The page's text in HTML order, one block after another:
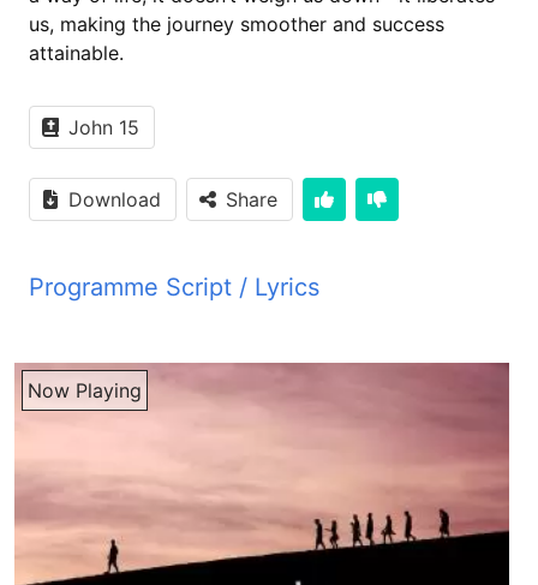
us, making the journey smoother and success
attainable.
John 15
Download Share
Programme Script / Lyrics
دوست‌های مهربان سلام خوش هستیم که برای تقدیم کردن برنامه دیگی از خنرهای رهبری در خدمت شما قرار داریم. شنوینده ازیز، ما هم سلام‌ها و اعترامات سمیمانه خود را به شما تقدیم می‌کنم. امیدوار هستم که این برنامه‌ها وسیله برای رشت شخصیت شما در رهبری شوهد. ما در برنامه گذشته با استفاده از نمونه مجسمه فرسط در باره فرسط‌ها و استفاده کدرن درست از فرسط‌ها گفتیدیم. ما گفتیم فرسط مثل مجسمه فرسط هست که پشت سر خود موی نداره وقتی که از پیش ما تیر شد ما نمیتانیم که او را بگیریم. در صحبت امروز با استفاده از یک تصویر دیگه می‌خواییم روی یک بوضوعی مهم دیگی از خنرهای رهبری گب بزنیم. تصویری که امروز روی او می‌خواییم گب بزنیم ای تصویر پل انضباط هست. نظم و انضباط مثل پل هست که ما را از جایی که هستیم به جایی که می‌خواییم برسیم می‌رسانه. شنوندهی عزیز شما هم حتما به اهمیت پل‌ها متوجی شدین. پل وسیلی رسیدن به جایی از که می‌خواییم برسیم. ما و شما بروی دریاه‌ها پل‌ها را می‌سازیم که از یک طرف دریا به طرف دیگه دریا برسیم. یا بروی جاده هایی که دران وسایت ترافیکی مثل دریاه در جیران می‌باشن پل‌های اوایی می‌سازیم تا از یک طرف جاده به طرف دیگه جاده عبور کنیم. شنوندهی عزیز ما و شما شاهده چندین سال جنگ در وطن خود بودیم. هر یکی ما و شما خاطرات دلخراش از حوادث او روزگاره داریم. یکی از عزیز‌ها قصه کد که یک شو منطقی اونا راکت باران شد. اونا در منزل بارای یک خانه زندگی می‌کدن. از جمله راکت‌ها یک راکت به وطاقی که اونا در او بودن اصابت کد و یک طرف دیوال و یک قسمت چط او را امرای خود برد. راه روی که به طرف منزل پاین بود او را هم کاملا بند کد. بالای سرشان چط خانه به شکل آویزان بود که هر لحظه امکان داشت که سرشان بفته و همه اونا را از بین ببره. وقتی که راکت باران چپ شده بود همسایی پاین صدا وافقان اونا را شنیده به کمک اونا آمدن. اونا زینه چوبی درازره بین دیوار حویلی به جایی که اونا بودن پل ساخته اونا را از این حالت نجات داده بودن. وقتی که اونا از این حالت نجات یافته بودن چند لحظه بعد چط او خانه سقود کده بود. اگر اونا تواسط او پل حوائی نجات نمی یافتن همه ایشان تلف می‌شدن. زینه چوبی که به شکل پل از او کار گرفته شد تانست این خانواده را از مرک نجات داده از جای خطرناک به جای امن برسانه. مثلی که این خانواده در اصر جنگ زندگی ایشان بهرانی شده بود شخصیت ما هم امکان داره که به خاطر مسائل مختلف بهرانی شده. امکان داره که به خاطر مسائل شخصی و یا خانوادگی شخصیت درونی ما بهرانی شده و یا به خاطر شکست در کار و بارو شخصیت ما بهرانی شده. یا امکان داره به خاطر فشار کار و یا مشکلات اقتصادی به پریشانی و افسردگی ما واجه شده ایم و احساسات درونی ما به بهران مواجه شده باشه و ایطور احساس کنیم که از درون کاملا پاشیده شده ایم و به کمک ایتیاج داریم. ما و شما هر کدام ما در زندگی خود تجربه کردیم که انضباط و دسپلین مثلی پولیس که ما را به جایی که می‌خوایم برسیم می‌تانه برسانه. وقتی که ما از درون شکسته شده و ناامید شدیم به پول انضباط ضرورت داریم. یا اگر به مریضی مبتلاه هستیم برای غلبه کدن به اون به انضباط و دسپلین ضرورت داریم تا به هدف ما که صحتمندی ماست برسیم. یا کارهای روزمره ما غیر منظم هست. یا اگر شاگرد هستیم کار خانگی و مسئولیتهای دیگه خود را به وقت زمان انجام نمیتیم. برای این که به هدف ما که پیش رفت در کار و مفقیت از برسیم ما به پول انضباط و دسپلین ضرورت داریم. بر علاوه مسائل عادی و روزمره اگر ما کدام هدف مشکل پیش روی خود داریم برای رسیدن به او هم ما به پول انضباط ضرورت داریم. مثلا شما هدفتان است که در یک سال اینقدر پیسه از مواشبای آیدتان پسنداز کنین که توسط او بتانین که خانه تانا پیش از شروع زمستان ترمیم کنین. شما برای رسیدن به این هدف لازم است که در خرچ و مصرفتان انضباط و دسپلین داشته باشین تا به این هدف برسین. یا شما می‌خوایین که به عیسی یک مدیر خوب رشد کنین و به مقام بالاتر ارتقا کنین بر رسیدن به این هدف شما ضرورت دارین که ماهرت مثلکیتان را زیاد کنین. کمپیوتر را یاد بگیرین و مثل این کارها را بکنین. اگر خود را برای انجام دادن این کارها انضباط نکنین شما نمیتونین به هدفتان برسین. این چیزا بدون عملی شدن مثل یک آرزو در ذهنتان باقی خواد ماند. وقتی که می‌خواستین اولین دفعه بایسکل سواری را یاد بگیرین به یادتان بیارین. اول کوشش می‌کدین که تناسب وزنتان را بالای زین بایسکل برابر بگیرین تا که به یک طرف چفه نشین. شاید چندین دفعه نتانشدین که وزنتان را برابر بگیرین و به یک طرف چفه شدین. اما بالاخره بعد از کوشش نظم و انضباط بایسکل سواری را یاد گرفتین. آره تمام این چیزا در مغزتان به شکل سب شده که شما این کارها را خود به خود و یا حتی ناخداغاه انجام می‌تین. نظم و انضباط بر یاد گرفتن بایسکل سواری پلهای بودن که شما تانستین بایسکل سواری را یاد بگیرین و به سفر کدن کوتای تانه آسان بسازید. به یک ورزشکار مثلا به یک فوتبالر دقت کنین. ورزشکار معفق نظم و دسپلین تا حدی بالای خود انجام میته که او بروش زندگیش تبدیل میشه. بر زیندیم زیدان بازیکون فرانسوی فوتبال شاید زدن یک شد معمولی به مراتب مشکل تر از شدهای مشکل باشه. بخاطر که او سالها بر زدن شدهای سخت تمرین کده و خود را بر انجام دادن او حاماده ساخته. زیدان ایقدر شدهای سخت تمرین کده که در زین او حق شده و ناخداغاه او را انجام میته. آنه اگر او بخواهه که یک شد معمولی کنه بر انجام دادن ای کار او مجبور است که به زین خود فشار وارد کنه. اما ای هم واضح است که ایچ کس وقتی که چند دفعه در میدان فوتبال توپا شد کنه زیدان شده نمیتونه. انضباط پولست که می‌تونه ما را به هدف ما برسانه و زیدان هم اطمن با انضباط و دسپلین به این مقام رسیده. اگر خوب دقت کنیم منظم بودن و انضباط کدن خود در شروع آسان نیست. ای مثل اضافه شدن یک کار اضافگی به کار روزبرهی ماست. شاید ما نافمیده ای طور فکر می‌کنیم که با ای کار کار عادی و روزانهی خود را سنگین می‌سازیم و از انضباط و دسپلین شانه خالی می‌کنیم. در حال که حقیقت چیزی دیگر است. انضباط و دسپلین با گذشت زمان با عادت ما تبدیل میشه که نه تنها بالای شانه‌های ما سنگینی نمیکنه بلکه وسیلی آسان ساختن کارهای روزبرهی ما میشه. اگر ما زندگی خود را با انضباط و دسپلین پیش ببریم سفر زندگی ما آسان میشه. ما پیشتر زینودین زیدان فوتبالیست مشهور فرانسوی را یاد کدیم که در نتیجه انضباط و دسپلین به شورت جهانی رسید. اما ای زینودین زیدان بود که در مسابقه نیمنه هایی جام جهانی فوتبال در حال ماند اشتباه بزرگ را مرتقب شد و با گرفتن کارت سرخ و شرمندگی از میدان مسابقه اخراد شد. تمام مردم فرانسا به زیدان چشم دوخته بودن که تیم فرانسا را به قهرمانی جهانی برسانه. زیدان هم می‌خواست که بعد از گرفتن کپ قهرمانی جام جهانی مثل یک قهرمان و با نام نیک با دنیا فوتبال خدافزی کنه. اما زیدان که سالها خوده برای بازی کدن خوب و فوتبال انضباط و دسپلین کده بود برای کانترول کدن احساسات خود در وقت احساس خوده به صورت درست انضباط نکده بود. او در جریان مسابقه با تیم اتالیا وقتی که یک بازیکون اتالوی با گفتن کلمات نادرست احساسات او را جریادار ساخت زیدان احساسات خوده کانترول کده نتانست و بازدن ضربه سر بازیکون اتالوی را نقش زمین کرد. که در نتیجه زیدان کارت سر گرف و از میدان مسابقه اخراج شد. ما نباید صرف یک جهت از زندگی خوده انضباط و دسپلین کنیم بلکه لازم است که ما تمام جهتهای زندگی خوده با دسپلین به انضباط کدن تنظیم کنیم تا کار نادرست از ما سر نزنه. زیدان اگر در وقت انضباط و دسپلین کدن خود بر مسابقه فوتبال احساسات خوده هم دسپلین میکد ممکن ایطور یک عمل نادرست در جریان مسابقه از او سادر نمی شد. مهمترین چیز ایست که با انضباط و دسپلین ما یک زندگی منظم بر خود به وجود بیاریم. ای کفایت نمی کنه که ما صرف بخش‌های از زندگی خوده منظم بسازیم. لازم است که روش زندگی ما به صورت کل منظم باشه. امروز اکثر مردم به وضعی که بر نظم ساختن زندگی خود از لحاظ کیفی توجه کنند زیادتر به شکل ظایری او توجه می‌کنند که ظایرا منظم مالم شود. در حال که باید زندگی ما به درستی منظم باشه یعنی در هر جهد زندگی ما نظم موجود باشه. متاسفانه ما افغان‌ها بعوضی که به صورت درست منظم باشیم کوشش می‌کنیم صرف ظایر خوده منظم بسازیم و به منظم بودن تظاهر کنیم. این جای بسیار تاسف است که بر بسیاری مردم ظایر مهمتر از درست بودن در باطن است. اگر ما صرف بر ظایر سازی و تظاهر خوده منظم جلوه بیتیم اینطور انزباد ایچ پل شده نمیتونه که ما را به هدف ما برسانه. اگر پل هم ساخته شوه پل لرزانک خواهد بود که هر وقت امکان چپشدن او وجود داره. اگر ما بر رسیدن به آروزوهای ما از اینطور پلهای لرزانک استفاده کنیم ما هرگز به آروزوهای خود نخواد رسیدیم. آروزوهای ما صرف در قالب یک آروزو باقی خواد موندن. انزباد واقعا پل است که می‌تونه ما را به آروزوهای ما برسانه. روانشناس‌ها به این باور هستن که به وجود آوردن یک عادت خوب کم از کم 14 روز کار داره. اما اگر پشت کار داشته باشیم به زودی خواهیم دید که ویرانی هایی که توفانهای گذاشته در زندگی ما به وجود آورده اونا را پشت سر بانیم و با آبادی و نوسازی قدم بانیم. یک ضرب مصر قدیمی است که میگه کسی که از انزباد و دسپلین متنفر است خود را خوار می‌سازد. کسی که بینزباد و بدسپلین است به خود احساس احترام نداره. شخص بینزباد بلاخره از خودش متنفر میشه. ما در گفتگاه روزمره از کلمه فهمیدگی و یا فضیلت را زیاد استفاده می‌کنیم. ما در خانه به اولادهای خود زیاد تاکید می‌کنیم که اونا کوشش کنند که فهمیده و فاظل باشند. منظور از فهمیده و فاظل بودن در حقیقت در هر چیز مثل اخلاق، تقوی و پیش بردن زندگی کامل بودن است. یعنی هر کار زندگی را به خوبی انجام دادن و تصمیم داشتن بر یک زندگی بهتر است. کسی که ایتون یک تصمیم را داشته باشه در حقیقت او انزباد و دسپلین را از درون خود شروع کرده است. شنونده ازیز، من می‌خواهم یک سوال را پیش شروع شما بانم. ما پیشتر در باره فهمیدهگی و یا فضیلت گفت زدیم. سوال من ایست که به نظر شما در این زمانه چرا فهمیدهگی و یا فضیلت کمیافت است؟ به نظر من بخاطر فهمیدهگی و یا فضیلت آن کمیافت است که مردم در هر چیز عجله دارن. اونا می‌خواهند که به اهداف خود فورا برستند و یا چیزی که می‌خواهند او را فورا به دست بیارند. به این خاطر مردم به عوض انزباد درونی به تغییر ظاهری خود که نتیجی فوری داره اقدام می‌کنند. اما فهمیدهگی و فضیلت در یک روز به دست نمیاد و به انزباد درونی دوامدار ضرورت دارند. چون نتیجی او فوری دیده نمیشه از به دست آوردن او صرف نظر می‌کنند. ما می‌خواهیم یک سوال دیگر را مطرح کنم. سوال ماییست. آلی در دنیا و خصوصا در ممالک پیش رفتن مردم به طریبیت بدنی خود زیادتر توجه می‌کنند. که سالم و صحتمند باشند. اما چرا برعکس روز بروز به تیداد کسایی که وزن بدنشان عزد محمول زیاد است یعنی اضافه عزد چاق هستند زیادتر شده میره. ما فکر می‌کنم که یکی از علاط‌ها نکردن دسپلین و انضباط درونی در کنترول کدن غذا و سپورت کدن به شکل دوامدار است. وقتی که اونا به طریقه‌های آنی و فوری دست می‌زنند نتیجی برعکس میتر و باعث اضافه شدن وزن بدنشان میشه. شنونده ی عزیز. بیاین این سوال از خود بپرسین. آیا در کدام یک از زمینه‌های زندگی شما انضباط و دسپلین وجود نداره؟ دهی بار خوب فکر کنین. در هر جهت زندگی تان که انضباط و دسپلین وجود نداره، کوشش کنین که در باری او فکر کنین و او را هم زیر انضباط و دسپلین خود قرار بتین. یکی از دوست‌های ما در اکثر جهت‌های زندگی خود با انضباط و دسپلین بود. او کارهای خود را به وقت معین انجام می‌داد. او در مسایل خانه و فامیل به صورت درست رسیدگی می‌کرد. او در مناسبات خود با دیگره از انضباط و دسپلین کار می‌گرفت. اما او در دسپلی کدن یک بخش از زندگیش قوت نداشت چون او تکلیف شکر داشت در انضباط کدن خو
Now Playing